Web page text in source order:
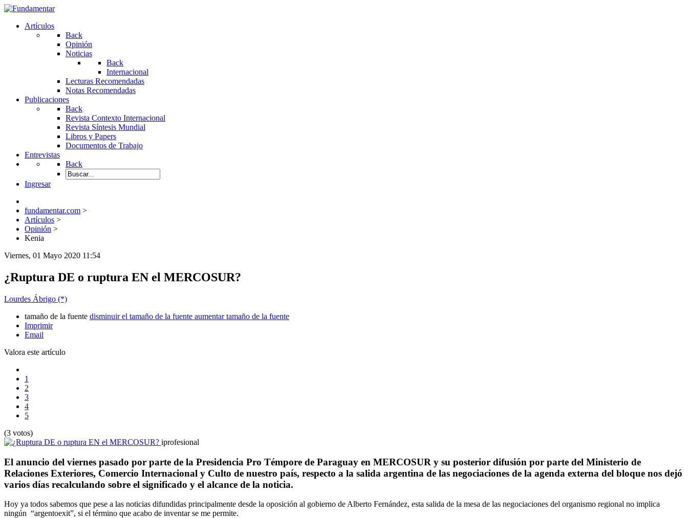
Artículos
Back
Opinión
Noticias
Back
Internacional
Lecturas Recomendadas
Notas Recomendadas
Publicaciones
Back
Revista Contexto Internacional
Revista Síntesis Mundial
Libros y Papers
Documentos de Trabajo
Entrevistas
Back
Ingresar
fundamentar.com >
Artículos >
Opinión >
Kenia
Viernes, 01 Mayo 2020 11:54
¿Ruptura DE o ruptura EN el MERCOSUR?
Lourdes Ábrigo (*)
tamaño de la fuente disminuir el tamaño de la fuente aumentar tamaño de la fuente
Imprimir
Email
Valora este artículo
1
2
3
4
5
(3 votos)
iprofesional
El anuncio del viernes pasado por parte de la Presidencia Pro Témpore de Paraguay en MERCOSUR y su posterior difusión por parte del Ministerio de
Relaciones Exteriores, Comercio Internacional y Culto de nuestro país, respecto a la salida argentina de las negociaciones de la agenda externa del bloque nos dejó
varios días recalculando sobre el significado y el alcance de la noticia.
Hoy ya todos sabemos que pese a las noticias difundidas principalmente desde la oposición al gobierno de Alberto Fernández, esta salida de la mesa de las negociaciones del organismo regional no implica
ningún “argentoexit”, si el término que acabo de inventar se me permite.